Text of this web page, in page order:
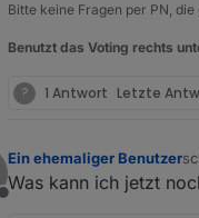
Bitte keine Fragen per PN,
Benutzt das Voting rechts
? 1 Antwort Letzte
Offline
Ein ehemaliger Benutzer
Was kann ich jetzt